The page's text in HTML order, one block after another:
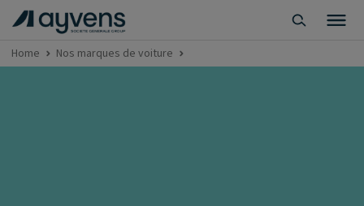
Home Nos marques de voiture